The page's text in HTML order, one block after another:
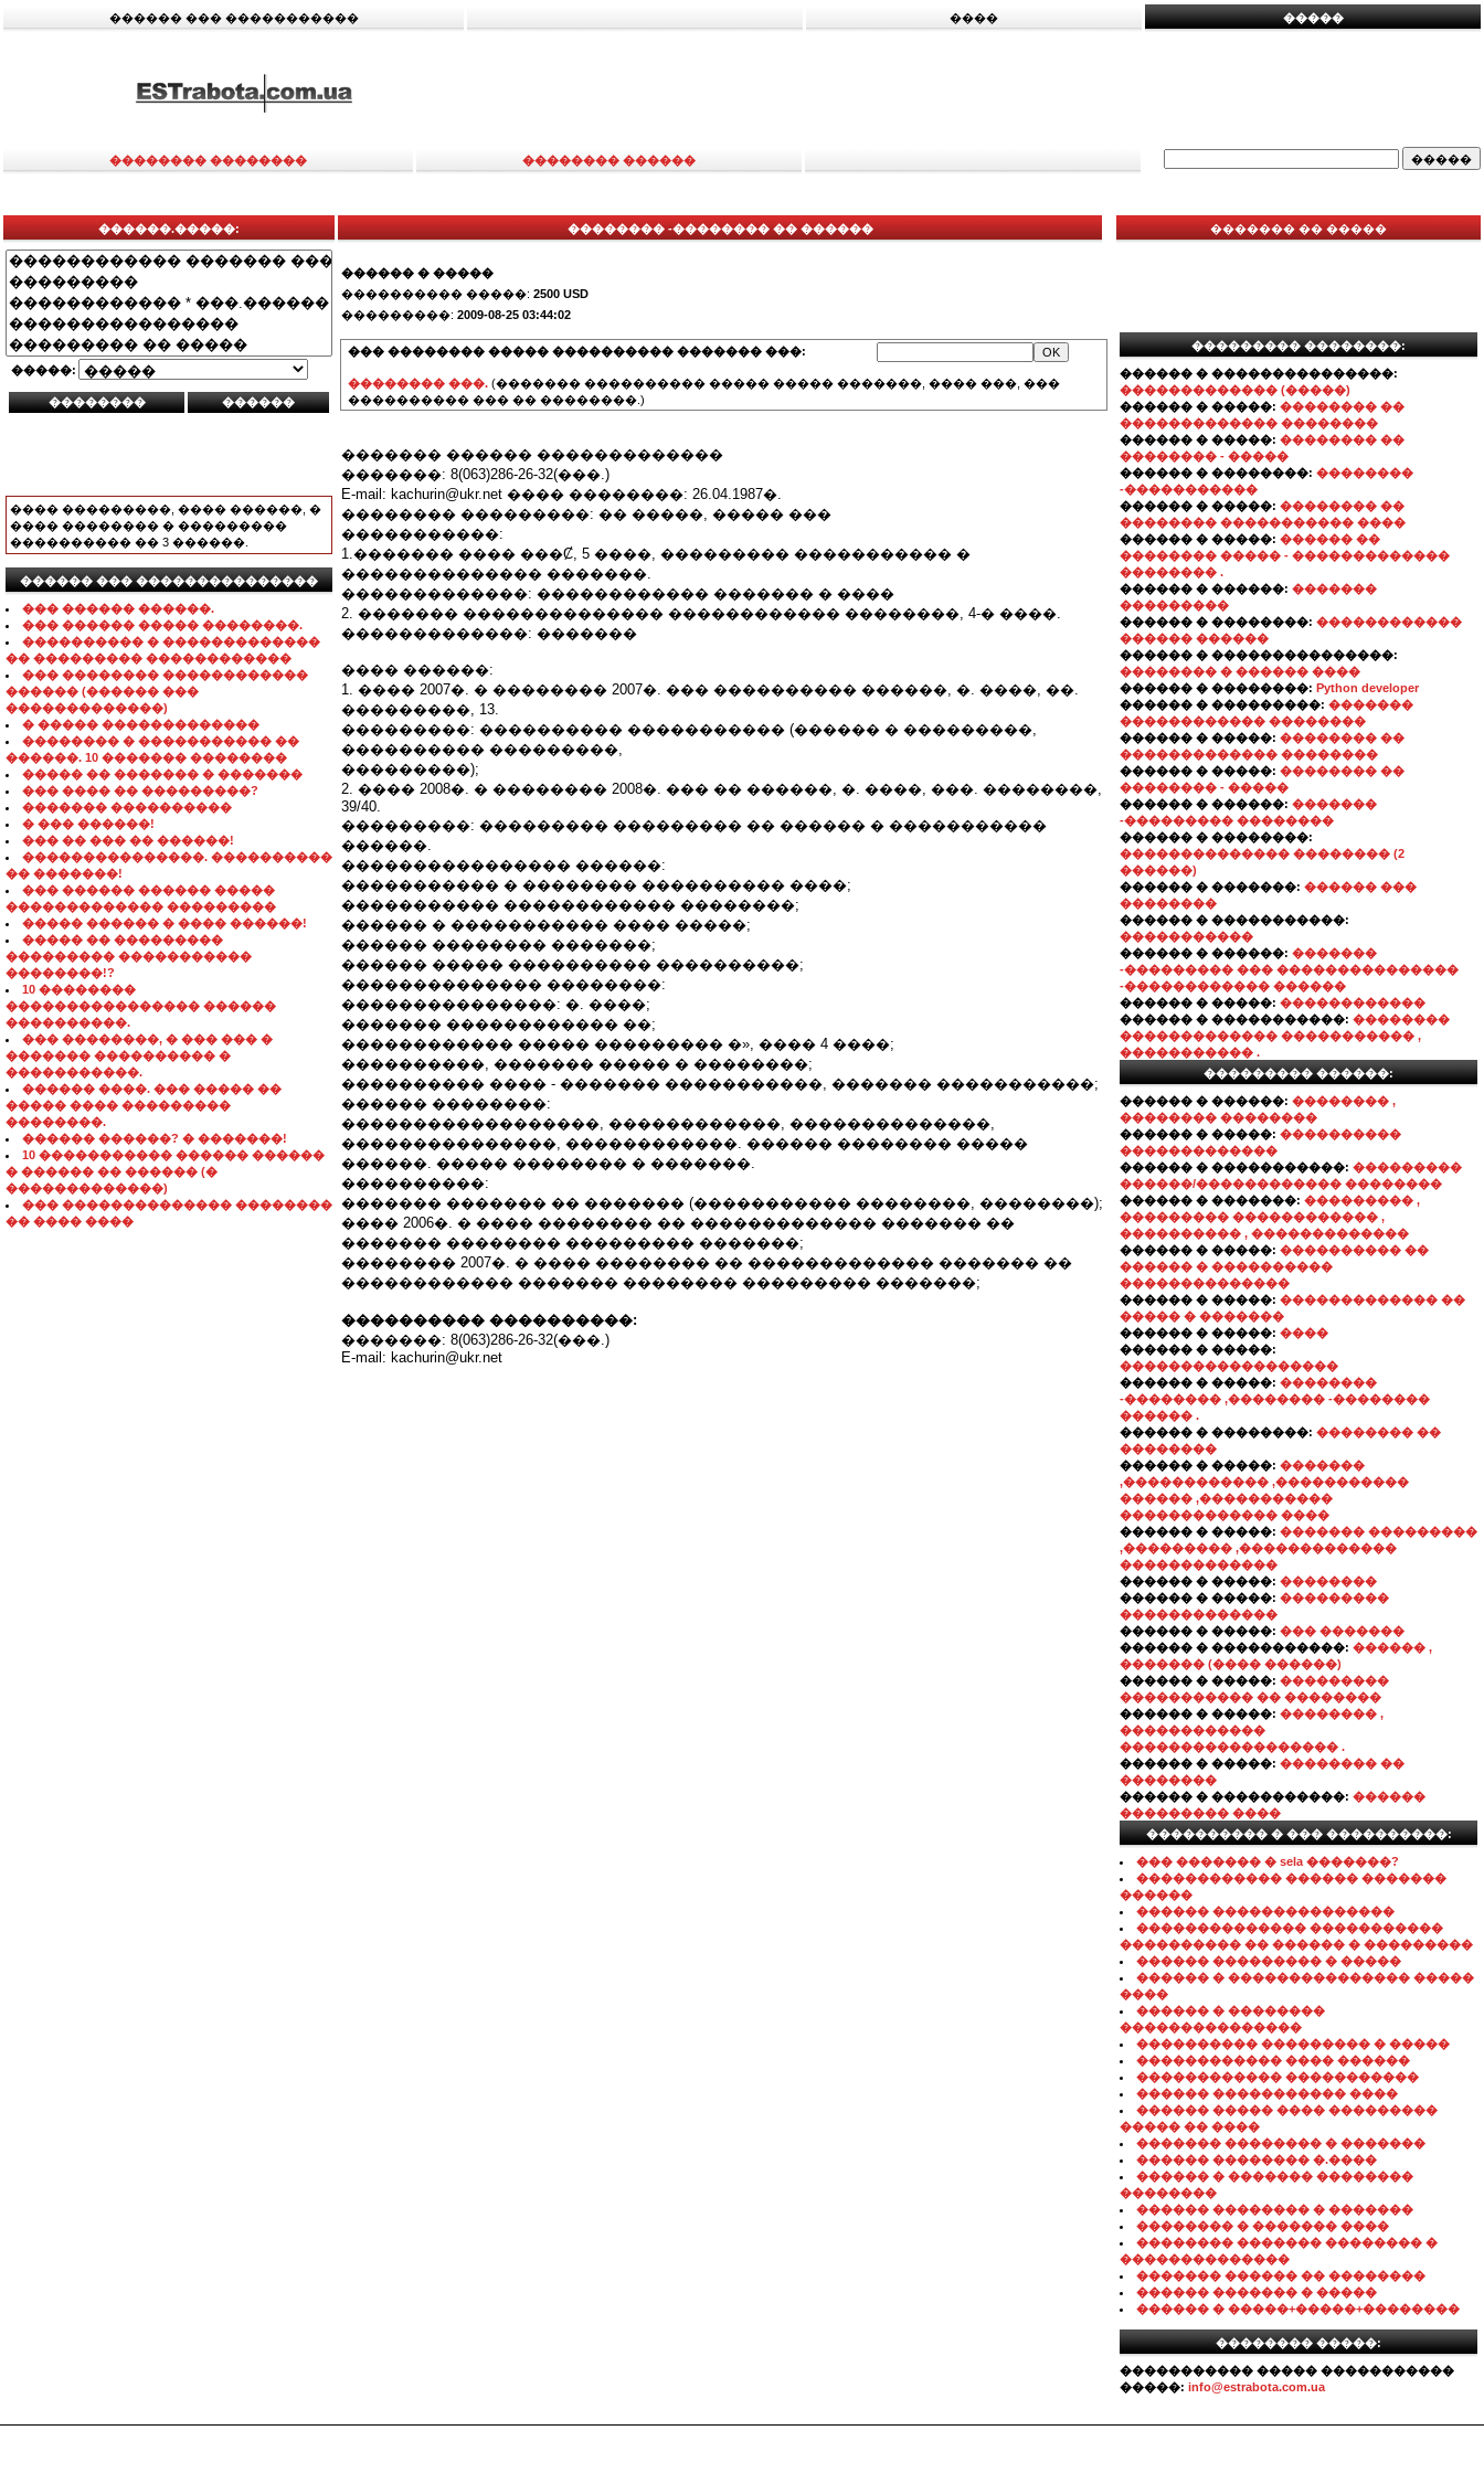
������ ��� ����������� ���� �����
�������� �������� �������� ������
������.�����:
�����:
���� ���������, ���� ������, �
���� �������� � ���������
���������� �� 3 ������.
������ ��� ���������������
��� ������ ������.
��� ������ ����� ��������.
���������� � �������������
�� ��������� ������������
��� �������� ������������
������ (������ ���
�������������)
� ����� �������������
�������� � ����������� ��
������. 10 ������� ��������
����� �� ������� � �������
��� ���� �� ���������?
������� ����������
� ��� ������!
��� �� ��� �� ������!
���������������. ����������
�� �������!
��� ������ ������ �����
������������� ���������
����� ������ � ���� ������!
����� �� ���������
��������� �����������
��������!?
10 ��������
���������������� ������
����������.
��� ��������, � ��� ��� �
������� ���������� �
�����������.
������ ����. ��� ����� ��
����� ���� ���������
��������.
������ ������? � �������!
10 ����������� ������ ������
� ������ �� ������ (�
�������������)
��� �������������� ��������
�� ���� ����
�������� -�������� �� ������
������ � �����
���������� �����: 2500 USD
���������: 2009-08-25 03:44:02
��� �������� ����� ���������� ������� ���:
�������� ���. (������� ���������� ����� ����� �������, ���� ���, ���
���������� ��� �� ��������.)
������� ������ �������������
�������: 8(063)286-26-32(���.)
E-mail: kachurin@ukr.net ���� ��������: 26.04.1987�.
�������� ���������: �� �����, ����� ���
�����������:
1.������� ���� ���Ȼ, 5 ����, ��������� ����������� �
�������������� �������.
�������������: ������������ ������� � ����
2. ������� �������������� ������������ ��������, 4-� ����.
�������������: �������
���� ������:
1. ���� 2007�. � �������� 2007�. ��� ���������� ������, �. ����, ��.
���������, 13.
���������: ���������� ����������� (������ � ���������,
���������� ���������,
���������);
2. ���� 2008�. � �������� 2008�. ��� �� ������, �. ����, ���. ��������,
39/40.
���������: ��������� ��������� �� ������ � �����������
������.
���������������� ������:
����������� � �������� ���������� ����;
����������� ������������ ��������;
������ � ����������� ���� �����;
������ �������� �������;
������ ����� ���������� ����������;
�������������� ��������:
���������������: �. ����;
������� ������������ ��;
������������ ����� ��������� �», ���� 4 ����;
����������, ������� ����� � ��������;
���������� ���� - ������� �����������, ������� �����������;
������ ��������:
������������������, ������������, ��������������,
���������������, ������������. ������ �������� �����
������. ����� �������� � �������.
����������:
������� ������� �� ������� (����������� ��������, ��������);
���� 2006�. � ���� �������� �� ������������� ������� ��
������� �������� ��������� �������;
�������� 2007�. � ���� �������� �� ������������� ������� ��
������������ ������� �������� ��������� �������;
���������� ����������:
�������: 8(063)286-26-32(���.)
E-mail: kachurin@ukr.net
������� �� �����
��������� ��������:
������ � ���������������:
������������� (�����)
������ � �����: �������� ��
������������� ��������
������ � �����: �������� ��
�������� - �����
������ � ��������: ��������
-�����������
������ � �����: �������� ��
�������� ����������� ����
������ � �����: ������ ��
�������� ����� - �������������
�������� .
������ � ������: �������
���������
������ � ��������: ������������
������ ������
������ � ���������������:
�������� � ������ ����
������ � ��������: Python developer
������ � ���������: �������
������������ ��������
������ � �����: �������� ��
������������� ��������
������ � �����: �������� ��
�������� - �����
������ � ������: �������
-��������� ��������
������ � ��������:
�������������� �������� (2
������)
������ � �������: ������ ���
��������
������ � �����������:
�����������
������ � ������: �������
-��������� ��� ���������������
-������������ ������
������ � �����: ������������
������ � �����������: ��������
������������� ����������� ,
����������� .
��������� ������:
������ � ������: �������� ,
�������� ��������
������ � �����: ����������
�������������
������ � �����������: ���������
������/������������ ��������
������ � �������: ��������� ,
��������� ������������ ,
���������� , �������������
������ � �����: ���������� ��
������ � ����������
��������������
������ � �����: ������������� ��
����� � �������
������ � �����: ����
������ � �����:
������������������
������ � �����: ��������
-�������� ,�������� -��������
������ .
������ � ��������: �������� ��
��������
������ � �����: �������
,������������ ,�����������
������ ,�����������
������������� ����
������ � �����: ������� ���������
,��������� ,�������������
�������������
������ � �����: ��������
������ � �����: ���������
�������������
������ � �����: ��� �������
������ � �����������: ������ ,
������� (���� ������)
������ � �����: ���������
����������� �� ��������
������ � �����: �������� ,
������������
������������������ .
������ � �����: �������� ��
��������
������ � �����������: ������
��������� ����
���������� � ��� ����������:
��� ������� � sela �������?
������������ ������ �������
������
������ ���������������
�������������� �����������
���������� �� ������ � ���������
������ ��������� � �����
������ � ��������������� �����
����
������ � ��������
���������������
���������� ��������� � �����
������������ ���� ������
������������ �����������
������ ����������� ����
������ ����� ���� ���������
����� �� ����
������� �������� � �������
������ �������� �.����
������ � ������� ��������
��������
������ �������� � �������
�������� � ������� ����
�������� ������� �������� �
��������������
������� ������ �� ��������
������ ������� � �����
������ � �����+�����+��������
�������� �����:
����������� ����� �����������
�����: info@estrabota.com.ua